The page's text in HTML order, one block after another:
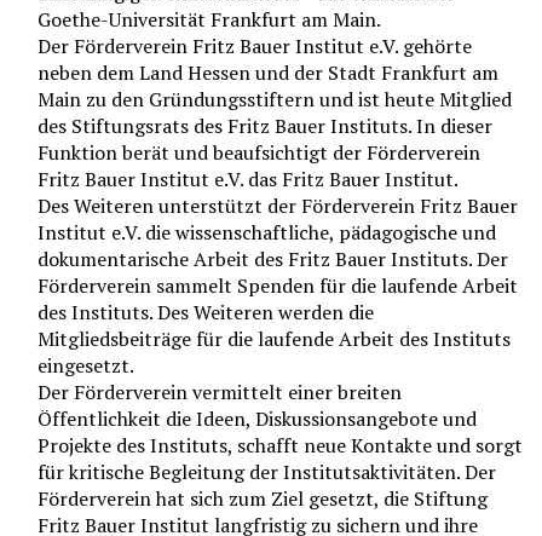
Goethe-Universität Frankfurt am Main.
Der Förderverein Fritz Bauer Institut e.V. gehörte
neben dem Land Hessen und der Stadt Frankfurt am
Main zu den Gründungsstiftern und ist heute Mitglied
des Stiftungsrats des Fritz Bauer Instituts. In dieser
Funktion berät und beaufsichtigt der Förderverein
Fritz Bauer Institut e.V. das Fritz Bauer Institut.
Des Weiteren unterstützt der Förderverein Fritz Bauer
Institut e.V. die wissenschaftliche, pädagogische und
dokumentarische Arbeit des Fritz Bauer Instituts. Der
Förderverein sammelt Spenden für die laufende Arbeit
des Instituts. Des Weiteren werden die
Mitgliedsbeiträge für die laufende Arbeit des Instituts
eingesetzt.
Der Förderverein vermittelt einer breiten
Öffentlichkeit die Ideen, Diskussionsangebote und
Projekte des Instituts, schafft neue Kontakte und sorgt
für kritische Begleitung der Institutsaktivitäten. Der
Förderverein hat sich zum Ziel gesetzt, die Stiftung
Fritz Bauer Institut langfristig zu sichern und ihre